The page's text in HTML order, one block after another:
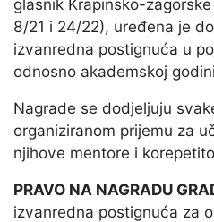
glasnik Krapinsko-
8/21 i 24/22), uređena je
izvanredna postignuća u
odnosno akademskoj
Nagrade se dodjeljuju
organiziranom prijemu za
njihove mentore i
PRAVO NA NAGRADU
izvanredna postignuća za